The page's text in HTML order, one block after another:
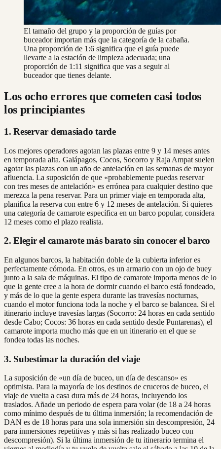
El tamaño del grupo y la proporción de guías por
buceador importan más que la categoría de la cabaña.
Una proporción de 1:6 significa que el guía puede
llevarte a la estación de limpieza adecuada; una
proporción de 1:11 significa que vas a seguir al
buceador que tienes delante.
Los ocho errores que cometen casi todos
los principiantes
1. Reservar demasiado tarde
Los mejores operadores agotan las plazas entre 9 y 14 meses antes
en temporada alta. Galápagos, Cocos, Socorro y Raja Ampat suelen
agotar las plazas con un año de antelación en las semanas de mayor
afluencia. La suposición de que «probablemente puedas reservar
con tres meses de antelación» es errónea para cualquier destino que
merezca la pena reservar. Para un primer viaje en temporada alta,
planifica la reserva con entre 6 y 12 meses de antelación. Si quieres
una categoría de camarote específica en un barco popular, considera
12 meses como el plazo realista.
2. Elegir el camarote más barato sin conocer el barco
En algunos barcos, la habitación doble de la cubierta inferior es
perfectamente cómoda. En otros, es un armario con un ojo de buey
junto a la sala de máquinas. El tipo de camarote importa menos de lo
que la gente cree a la hora de dormir cuando el barco está fondeado,
y más de lo que la gente espera durante las travesías nocturnas,
cuando el motor funciona toda la noche y el barco se balancea. Si el
itinerario incluye travesías largas (Socorro: 24 horas en cada sentido
desde Cabo; Cocos: 36 horas en cada sentido desde Puntarenas), el
camarote importa mucho más que en un itinerario en el que se
fondea todas las noches.
3. Subestimar la duración del viaje
La suposición de «un día de buceo, un día de descanso» es
optimista. Para la mayoría de los destinos de cruceros de buceo, el
viaje de vuelta a casa dura más de 24 horas, incluyendo los
traslados. Añade un periodo de espera para volar (de 18 a 24 horas
como mínimo después de tu última inmersión; la recomendación de
DAN es de 18 horas para una sola inmersión sin descompresión, 24
para inmersiones repetitivas y más si has realizado buceo con
descompresión). Si la última inmersión de tu itinerario termina el